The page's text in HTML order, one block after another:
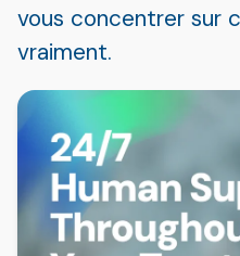
vous concentrer sur
vraiment.